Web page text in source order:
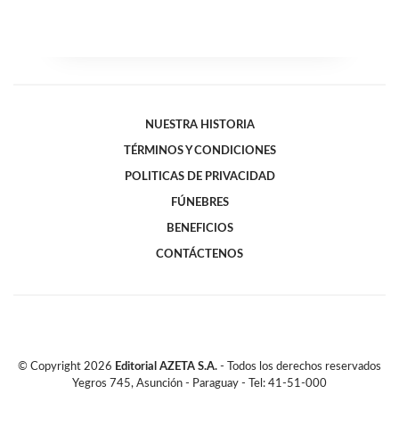
NUESTRA HISTORIA
TÉRMINOS Y CONDICIONES
POLITICAS DE PRIVACIDAD
FÚNEBRES
BENEFICIOS
CONTÁCTENOS
© Copyright 2026 Editorial AZETA S.A. - Todos los derechos reservados
Yegros 745, Asunción - Paraguay - Tel: 41-51-000